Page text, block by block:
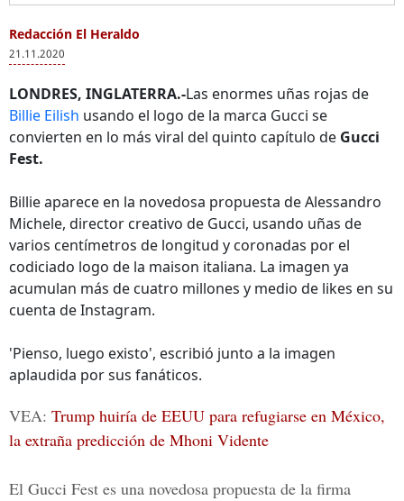
Redacción El Heraldo
21.11.2020
LONDRES, INGLATERRA.-Las enormes uñas rojas de
Billie Eilish usando el logo de la marca Gucci se
convierten en lo más viral del quinto capítulo de Gucci
Fest.
Billie aparece en la novedosa propuesta de Alessandro
Michele, director creativo de Gucci, usando uñas de
varios centímetros de longitud y coronadas por el
codiciado logo de la maison italiana. La imagen ya
acumulan más de cuatro millones y medio de likes en su
cuenta de Instagram.
'Pienso, luego existo', escribió junto a la imagen
aplaudida por sus fanáticos.
VEA: Trump huiría de EEUU para refugiarse en México,
la extraña predicción de Mhoni Vidente
El Gucci Fest es una novedosa propuesta de la firma